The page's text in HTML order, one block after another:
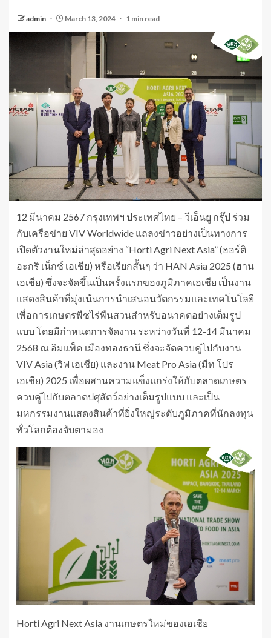
admin March 13, 2024 1 min read
12 มีนาคม 2567 กรุงเทพฯ ประเทศไทย – วีเอ็นยู กรุ๊ป ร่วม
กับเครือข่าย VIV Worldwide แถลงข่าวอย่างเป็นทางการ
เปิดตัวงานใหม่ล่าสุดอย่าง “Horti Agri Next Asia” (ฮอร์ติ
อะกริ เน็กซ์ เอเชีย) หรือเรียกสั้นๆ ว่า HAN Asia 2025 (ฮาน
เอเชีย) ซึ่งจะจัดขึ้นเป็นครั้งแรกของภูมิภาคเอเชีย เป็นงาน
แสดงสินค้าที่มุ่งเน้นการนำเสนอนวัตกรรมและเทคโนโลยี
เพื่อการเกษตรพืชไร่พืนสวนสำหรับอนาคตอย่างเต็มรูป
แบบ โดยมีกำหนดการจัดงาน ระหว่างวันที่ 12-14 มีนาคม
2568 ณ อิมแพ็ค เมืองทองธานี ซึ่งจะจัดควบคู่ไปกับงาน
VIV Asia (วิฟ เอเชีย) และงาน Meat Pro Asia (มีท โปร
เอเชีย) 2025 เพื่อผสานความแข็งแกร่งให้กับตลาดเกษตร
ควบคู่ไปกับตลาดปศุสัตว์อย่างเต็มรูปแบบ และเป็น
มหกรรมงานแสดงสินค้าที่ยิ่งใหญ่ระดับภูมิภาคที่นักลงทุน
ทั่วโลกต้องจับตามอง
Horti Agri Next Asia งานเกษตรใหม่ของเอเชีย